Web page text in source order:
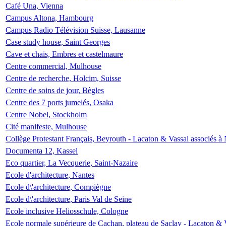
Café Una, Vienna
Campus Altona, Hambourg
Campus Radio Télévision Suisse, Lausanne
Case study house, Saint Georges
Cave et chais, Embres et castelmaure
Centre commercial, Mulhouse
Centre de recherche, Holcim, Suisse
Centre de soins de jour, Bègles
Centre des 7 ports jumelés, Osaka
Centre Nobel, Stockholm
Cité manifeste, Mulhouse
Collège Protestant Français, Beyrouth - Lacaton & Vassal associés
Documenta 12, Kassel
Eco quartier, La Vecquerie, Saint-Nazaire
Ecole d'architecture, Nantes
Ecole d\'architecture, Compiègne
Ecole d\'architecture, Paris Val de Seine
Ecole inclusive Heliosschule, Cologne
Ecole normale supérieure de Cachan, plateau de Saclay - Lacaton &